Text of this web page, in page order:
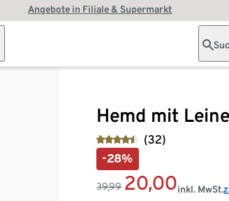
Angebote in Filiale & Supermarkt
Hemd mit
(32)
-28%
39,99 20,00inkl. MwSt.